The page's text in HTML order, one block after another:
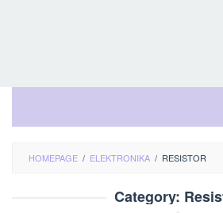
HOMEPAGE / ELEKTRONIKA / RESISTOR
Category: